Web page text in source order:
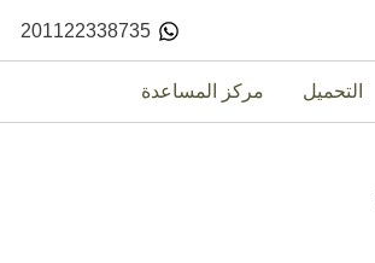
201122338735
التحميل مركز المساعدة